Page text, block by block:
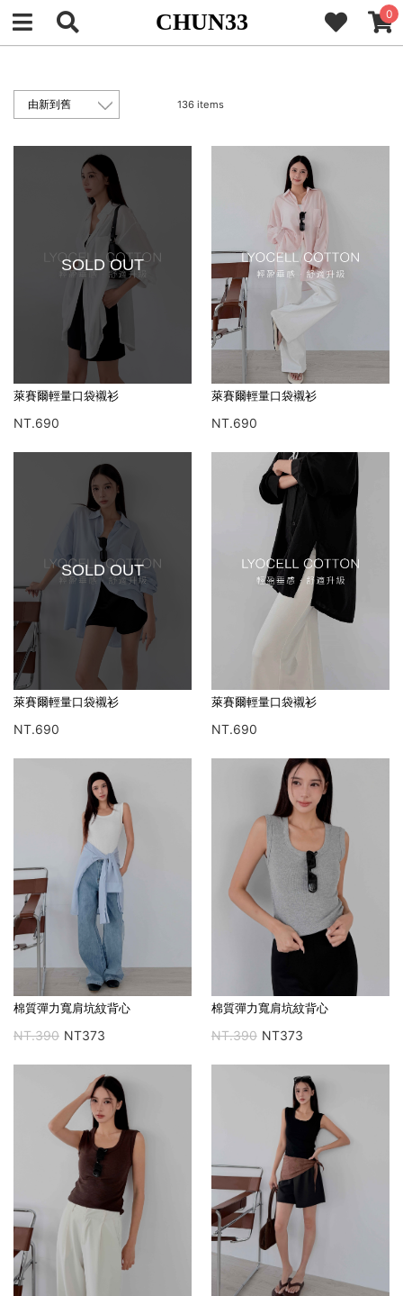
CHUN33 0
136 items
SOLD OUT
萊賽爾輕量口袋襯衫
NT.690
萊賽爾輕量口袋襯衫
NT.690
SOLD OUT
萊賽爾輕量口袋襯衫
NT.690
萊賽爾輕量口袋襯衫
NT.690
棉質彈力寬肩坑紋背心
NT.390 NT373
棉質彈力寬肩坑紋背心
NT.390 NT373